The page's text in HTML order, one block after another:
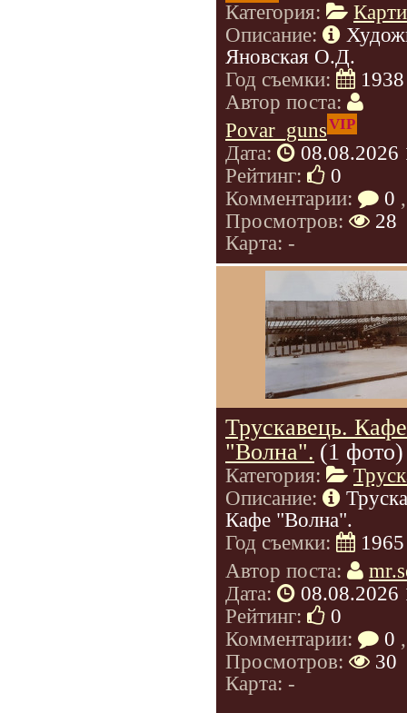
Категория:
Описание:
Яновская О.Д.
Год съемки:
1938
Автор поста:
Povar_gunsVIP
Дата:
08.08.2026
Рейтинг:
0
Комментарии:
0 ,
Просмотров:
28
Карта: -
Трускавець. Кафе
"Волна". (1 фото)
Категория:
Описание:
Кафе "Волна".
Год съемки:
1965
Автор поста:
Дата:
08.08.2026
Рейтинг:
0
Комментарии:
0 ,
Просмотров:
30
Карта: -